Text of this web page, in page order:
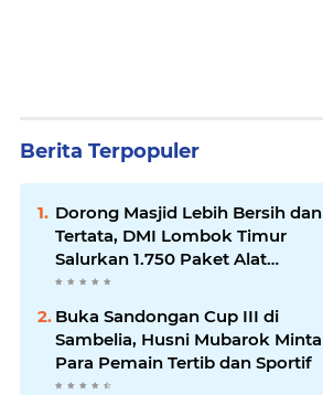
Berita Terpopuler
Dorong Masjid Lebih Bersih dan
Tertata, DMI Lombok Timur
Salurkan 1.750 Paket Alat
Kebersihan
Buka Sandongan Cup III di
Sambelia, Husni Mubarok Minta
Para Pemain Tertib dan Sportif